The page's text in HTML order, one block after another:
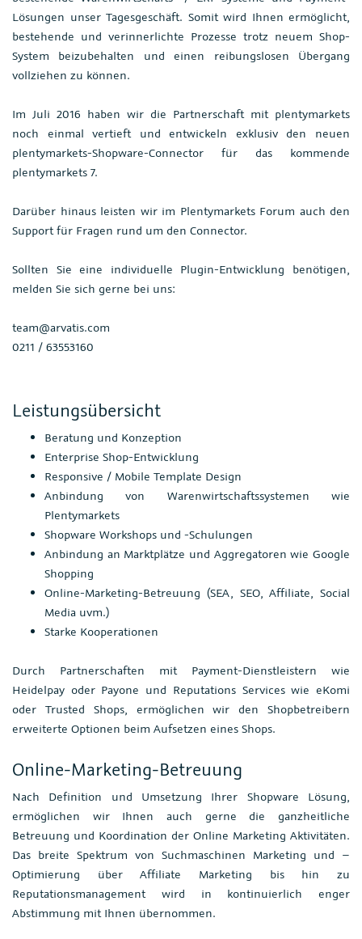
Lösungen unser Tagesgeschäft. Somit wird Ihnen ermöglicht,
bestehende und verinnerlichte Prozesse trotz neuem Shop-
System beizubehalten und einen reibungslosen Übergang
vollziehen zu können.
Im Juli 2016 haben wir die Partnerschaft mit plentymarkets
noch einmal vertieft und entwickeln exklusiv den neuen
plentymarkets-Shopware-Connector für das kommende
plentymarkets 7.
Darüber hinaus leisten wir im Plentymarkets Forum auch den
Support für Fragen rund um den Connector.
Sollten Sie eine individuelle Plugin-Entwicklung benötigen,
melden Sie sich gerne bei uns:
team@arvatis.com
0211 / 63553160
Leistungsübersicht
Beratung und Konzeption
Enterprise Shop-Entwicklung
Responsive / Mobile Template Design
Anbindung von Warenwirtschaftssystemen wie
Plentymarkets
Shopware Workshops und -Schulungen
Anbindung an Marktplätze und Aggregatoren wie Google
Shopping
Online-Marketing-Betreuung (SEA, SEO, Affiliate, Social
Media uvm.)
Starke Kooperationen
Durch Partnerschaften mit Payment-Dienstleistern wie
Heidelpay oder Payone und Reputations Services wie eKomi
oder Trusted Shops, ermöglichen wir den Shopbetreibern
erweiterte Optionen beim Aufsetzen eines Shops.
Online-Marketing-Betreuung
Nach Definition und Umsetzung Ihrer Shopware Lösung,
ermöglichen wir Ihnen auch gerne die ganzheitliche
Betreuung und Koordination der Online Marketing Aktivitäten.
Das breite Spektrum von Suchmaschinen Marketing und –
Optimierung über Affiliate Marketing bis hin zu
Reputationsmanagement wird in kontinuierlich enger
Abstimmung mit Ihnen übernommen.